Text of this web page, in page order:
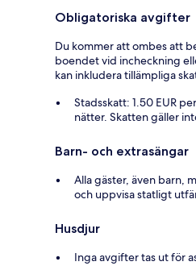
Obligatoriska avgifter
Du kommer att ombes att
boendet vid incheckning
kan inkludera tillämpliga
Stadsskatt: 1.50 EUR
nätter. Skatten gäller
Barn- och extrasängar
Alla gäster, även barn,
och uppvisa statligt
Husdjur
Inga avgifter tas ut för